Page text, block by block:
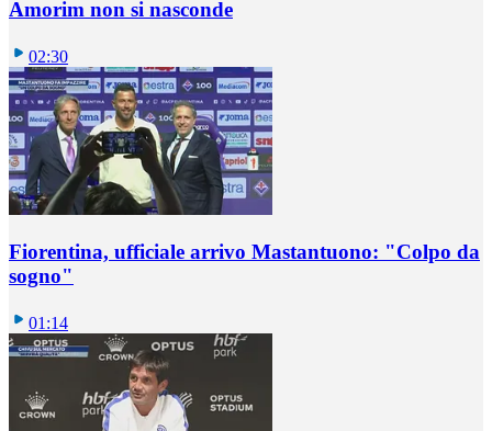
Amorim non si nasconde
02:30
Fiorentina, ufficiale arrivo Mastantuono: "Colpo da
sogno"
01:14